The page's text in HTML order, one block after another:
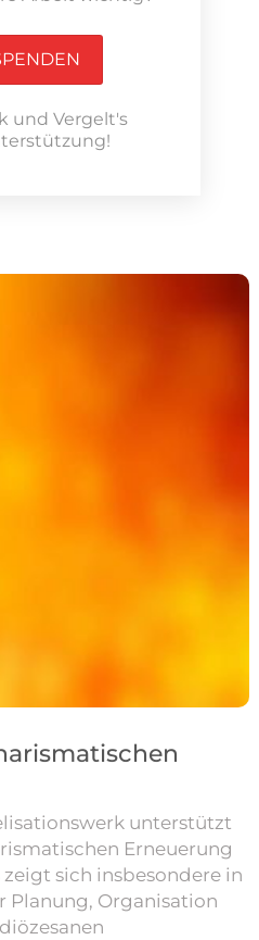
und Vergelt's
unterstützt
Erneuerung
zeigt sich insbesondere in
Planung, Organisation